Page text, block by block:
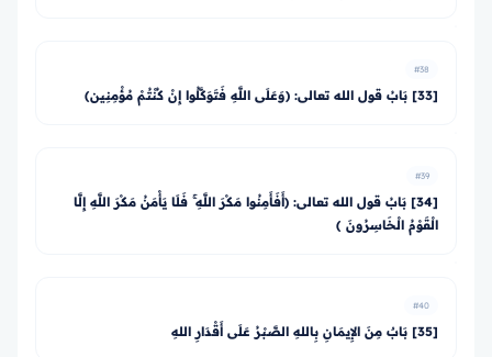
#38
[33] بَابُ قول الله تعالى: ﴿وَعَلَى اللَّهِ فَتَوَكَّلُوا إِنْ كُنْتُمْ مُؤْمِنِين﴾
#39
[34] بَابُ قول الله تعالى: ﴿أَفَأَمِنُوا مَكْرَ اللَّهِ ۚ فَلَا يَأْمَنُ مَكْرَ اللَّهِ إِلَّا
الْقَوْمُ الْخَاسِرُونَ ﴾
#40
[35] بَابٌ مِنَ الإِيمَانِ بِاللهِ الصَّبْرُ عَلَى أَقْدَارِ اللهِ